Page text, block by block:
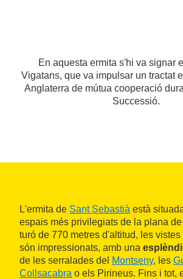
En aquesta ermita s'hi va signar
Vigatans, que va impulsar un tractat
Anglaterra de mútua cooperació
Successió.
L'ermita de Sant Sebastià està
espais més privilegiats de la plana de
turó de 770 metres d'altitud, les
són impressionats, amb una
de les serralades del Montseny, les
Collsacabra o els Pirineus. Fins i tot,